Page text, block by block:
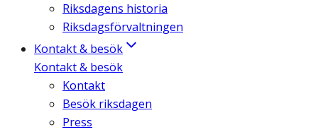
Riksdagens historia
Riksdagsförvaltningen
Kontakt & besök
Kontakt & besök
Kontakt
Besök riksdagen
Press